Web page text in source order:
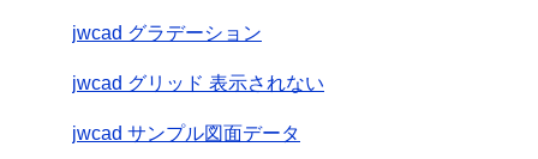
jwcad グラデーション
jwcad グリッド 表示されない
jwcad サンプル図面データ